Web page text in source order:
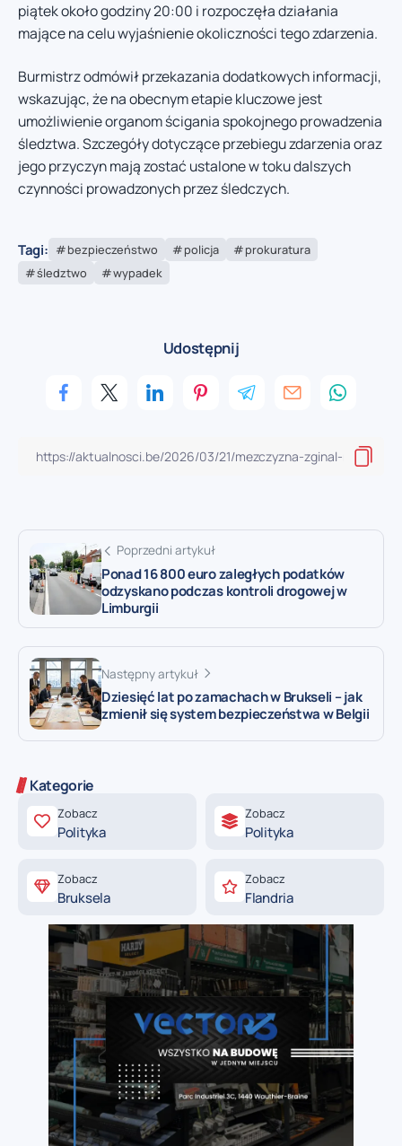
piątek około godziny 20:00 i rozpoczęła działania
mające na celu wyjaśnienie okoliczności tego zdarzenia.
Burmistrz odmówił przekazania dodatkowych informacji,
wskazując, że na obecnym etapie kluczowe jest
umożliwienie organom ścigania spokojnego prowadzenia
śledztwa. Szczegóły dotyczące przebiegu zdarzenia oraz
jego przyczyn mają zostać ustalone w toku dalszych
czynności prowadzonych przez śledczych.
Tagi: bezpieczeństwo policja
prokuratura
śledztwo
wypadek
Udostępnij
Poprzedni artykuł
Ponad 16 800 euro zaległych podatków
odzyskano podczas kontroli drogowej w
Limburgii
Następny artykuł
Dziesięć lat po zamachach w Brukseli – jak
zmienił się system bezpieczeństwa w Belgii
Kategorie
Zobacz
Polityka
Zobacz
Polityka
Zobacz
Bruksela
Zobacz
Flandria